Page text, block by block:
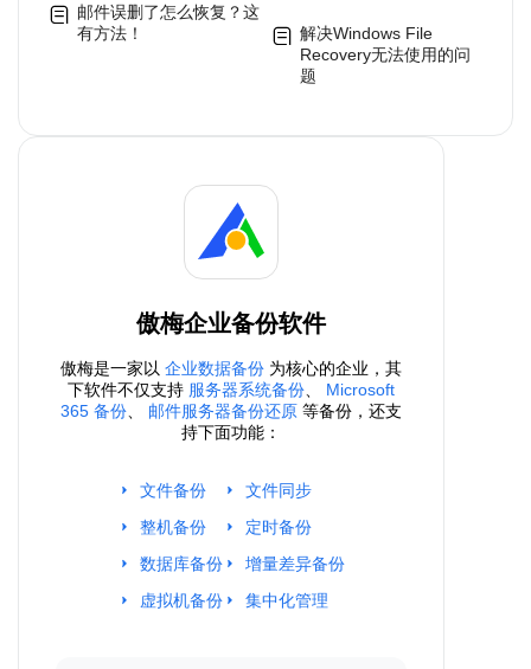
邮件误删了怎么恢复？这
有方法！
解决Windows File
Recovery无法使用的问
题
傲梅企业备份软件
傲梅是一家以 企业数据备份 为核心的企业，其
下软件不仅支持 服务器系统备份
Microsoft
365 备份
邮件服务器备份还原 等备份，还支
持下面功能：
文件备份
整机备份
数据库备份
虚拟机备份
文件同步
定时备份
增量差异备份
集中化管理